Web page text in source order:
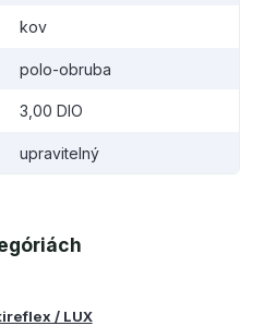
kov
polo-obruba
3,00 DIO
upravitelný
/ LUX